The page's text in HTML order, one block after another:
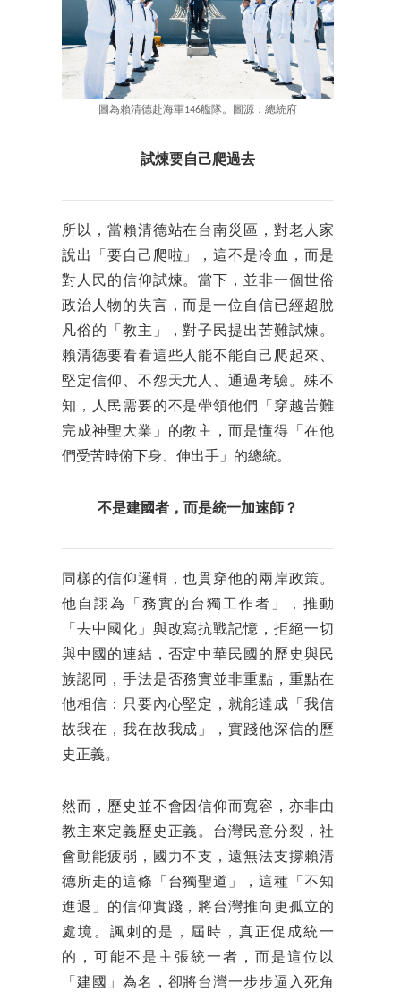
圖為賴清德赴海軍146艦隊。圖源：總統府
試煉要自己爬過去
所以，當賴清德站在台南災區，對老人家
說出「要自己爬啦」，這不是冷血，而是
對人民的信仰試煉。當下，並非一個世俗
政治人物的失言，而是一位自信已經超脫
凡俗的「教主」，對子民提出苦難試煉。
賴清德要看看這些人能不能自己爬起來、
堅定信仰、不怨天尤人、通過考驗。殊不
知，人民需要的不是帶領他們「穿越苦難
完成神聖大業」的教主，而是懂得「在他
們受苦時俯下身、伸出手」的總統。
不是建國者，而是統一加速師？
同樣的信仰邏輯，也貫穿他的兩岸政策。
他自詡為「務實的台獨工作者」，推動
「去中國化」與改寫抗戰記憶，拒絕一切
與中國的連結，否定中華民國的歷史與民
族認同，手法是否務實並非重點，重點在
他相信：只要內心堅定，就能達成「我信
故我在，我在故我成」，實踐他深信的歷
史正義。
然而，歷史並不會因信仰而寬容，亦非由
教主來定義歷史正義。台灣民意分裂，社
會動能疲弱，國力不支，遠無法支撐賴清
德所走的這條「台獨聖道」，這種「不知
進退」的信仰實踐，將台灣推向更孤立的
處境。諷刺的是，屆時，真正促成統一
的，可能不是主張統一者，而是這位以
「建國」為名，卻將台灣一步步逼入死角